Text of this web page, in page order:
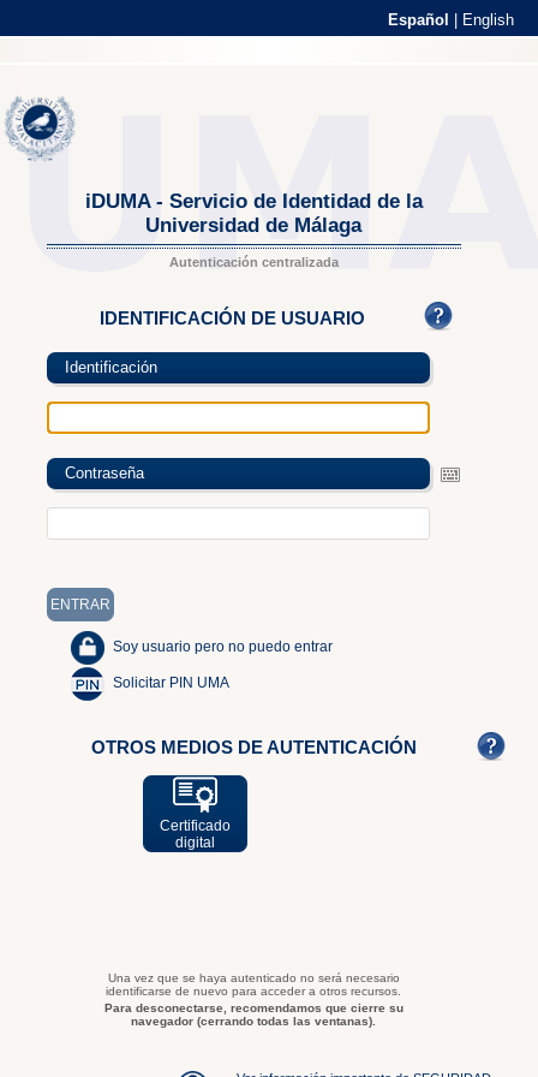
Español English
iDUMA - Servicio de Identidad de la
Universidad de Málaga
Autenticación centralizada
IDENTIFICACIÓN DE USUARIO
Identificación
Contraseña
Soy usuario pero no puedo entrar
Solicitar PIN UMA
OTROS MEDIOS DE AUTENTICACIÓN
Certificado
digital
Una vez que se haya autenticado no será necesario
identificarse de nuevo para acceder a otros recursos.
Para desconectarse, recomendamos que cierre su
navegador (cerrando todas las ventanas).